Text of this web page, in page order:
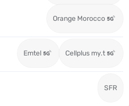
Orange Morocco
Emtel Cellplus my.t
SFR